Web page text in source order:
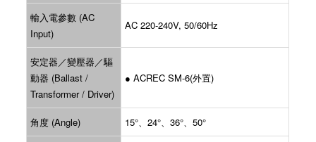
輸入電參數 (AC
Input)
AC 220-240V, 50/60Hz
安定器／變壓器／驅
動器 (Ballast /
Transformer / Driver)
● ACREC SM-6(外置)
角度 (Angle) 15°、24°、36°、50°